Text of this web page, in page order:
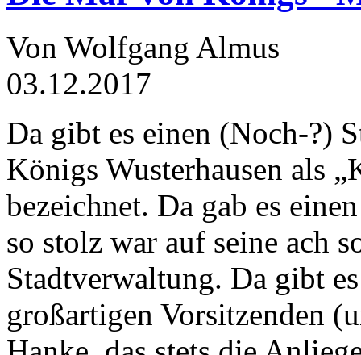
Von Wolfgang Almus
03.12.2017
Da gibt es einen (Noch-?)
Königs Wusterhausen als
bezeichnet. Da gab es
so stolz war auf seine ach
Stadtverwaltung. Da gibt
großartigen Vorsitzenden